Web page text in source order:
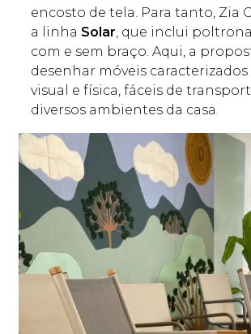
encosto de tela. Para tanto, Zia
a linha Solar , que inclui
com e sem braço. Aqui, a
desenhar móveis caracterizados
visual e física, fáceis de
diversos ambientes da casa.